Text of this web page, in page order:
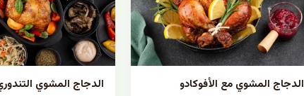
الدجاج المشوي مع الأفوكادو الدجاج المشوي